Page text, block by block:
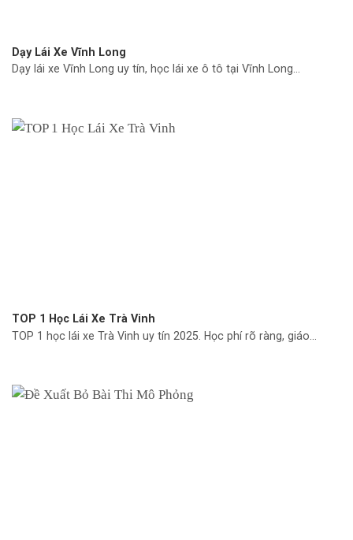
Dạy Lái Xe Vĩnh Long
Dạy lái xe Vĩnh Long uy tín, học lái xe ô tô tại Vĩnh Long...
TOP 1 Học Lái Xe Trà Vinh
TOP 1 học lái xe Trà Vinh uy tín 2025. Học phí rõ ràng, giáo...